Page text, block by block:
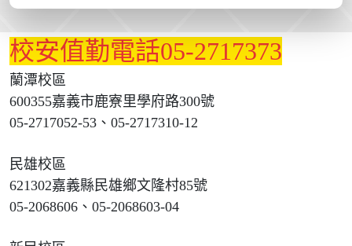
校安值勤電話05-2717373
蘭潭校區
600355嘉義市鹿寮里學府路300號
05-2717052-53、05-2717310-12
民雄校區
621302嘉義縣民雄鄉文隆村85號
05-2068606、05-2068603-04